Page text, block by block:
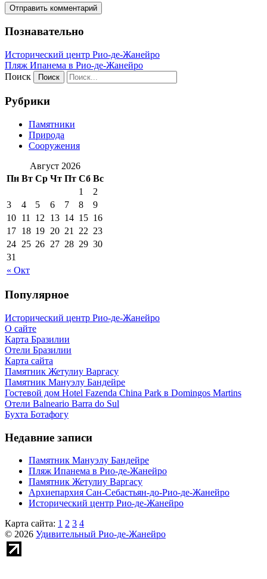
Познавательно
Исторический центр Рио-де-Жанейро
Пляж Ипанема в Рио-де-Жанейро
Поиск
Рубрики
Памятники
Природа
Сооружения
Август 2026
Пн Вт Ср Чт Пт Сб Вс
« Окт
1
2
3
4 5 6 7 8
9
10 11 12 13 14 15 16
17 18 19 20 21 22 23
24 25 26 27 28 29 30
31
Популярное
Исторический центр Рио-де-Жанейро
О сайте
Карта Бразилии
Отели Бразилии
Карта сайта
Памятник Жетулиу Варгасу
Памятник Мануэлу Бандейре
Гостевой дом Hotel Fazenda China Park в Domingos Martins
Отели Balneario Barra do Sul
Бухта Ботафогу
Недавние записи
Памятник Мануэлу Бандейре
Пляж Ипанема в Рио-де-Жанейро
Памятник Жетулиу Варгасу
Архиепархия Сан-Себастьян-до-Рио-де-Жанейро
Исторический центр Рио-де-Жанейро
Карта сайта: 1 2 3 4
© 2026 Удивительный Рио-де-Жанейро